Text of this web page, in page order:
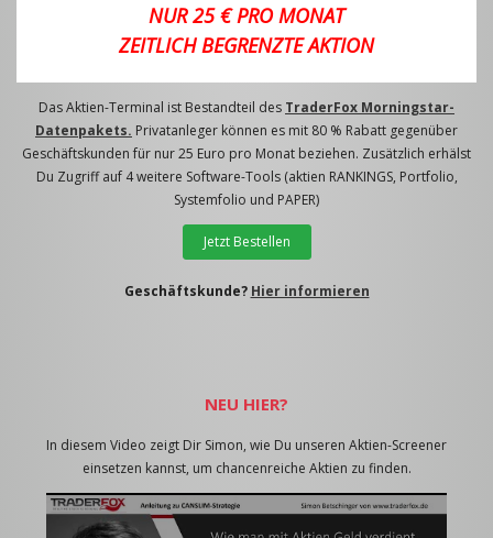
NUR 25 € PRO MONAT
ZEITLICH BEGRENZTE AKTION
Das Aktien-Terminal ist Bestandteil des TraderFox Morningstar-
Datenpakets. Privatanleger können es mit 80 % Rabatt gegenüber
Geschäftskunden für nur 25 Euro pro Monat beziehen. Zusätzlich erhälst
Du Zugriff auf 4 weitere Software-Tools (aktien RANKINGS, Portfolio,
Systemfolio und PAPER)
Jetzt Bestellen
Geschäftskunde? Hier informieren
NEU HIER?
In diesem Video zeigt Dir Simon, wie Du unseren Aktien-Screener
einsetzen kannst, um chancenreiche Aktien zu finden.